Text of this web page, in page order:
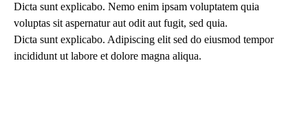
Dicta sunt explicabo. Nemo enim ipsam voluptatem quia
voluptas sit aspernatur aut odit aut fugit, sed quia.
Dicta sunt explicabo. Adipiscing elit sed do eiusmod tempor
incididunt ut labore et dolore magna aliqua.